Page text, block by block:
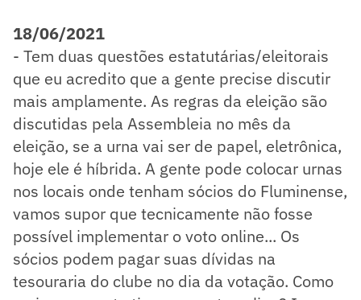
18/06/2021
- Tem duas questões estatutárias/eleitorais
que eu acredito que a gente precise discutir
mais amplamente. As regras da eleição são
discutidas pela Assembleia no mês da
eleição, se a urna vai ser de papel, eletrônica,
hoje ele é híbrida. A gente pode colocar urnas
nos locais onde tenham sócios do Fluminense,
vamos supor que tecnicamente não fosse
possível implementar o voto online... Os
sócios podem pagar suas dívidas na
tesouraria do clube no dia da votação. Como